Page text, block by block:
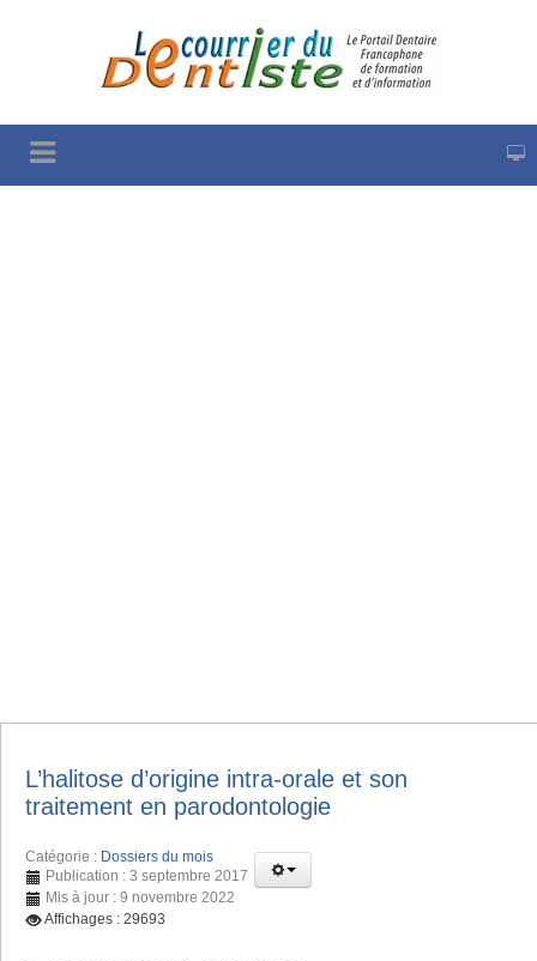
L’halitose d’origine intra-orale et son
traitement en parodontologie
Catégorie : Dossiers du mois
Publication : 3 septembre 2017
Mis à jour : 9 novembre 2022
Affichages : 29693